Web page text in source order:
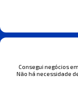
Consegui negócios
Não há necessidade